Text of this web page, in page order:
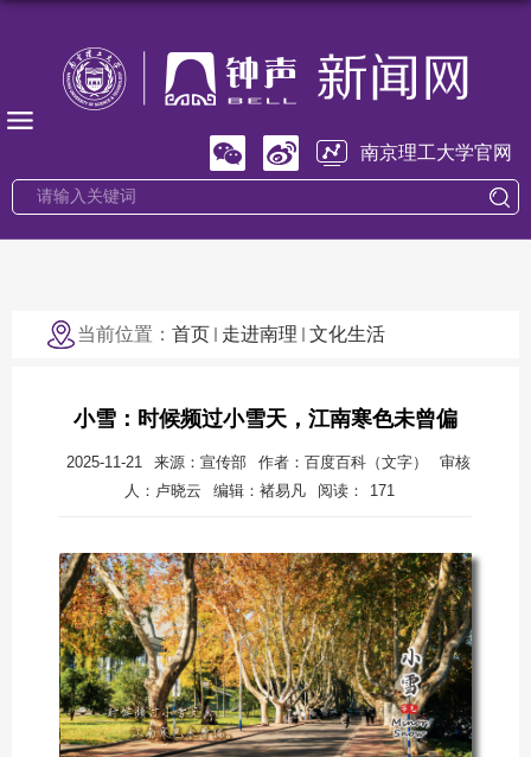
南京理工大学官网
当前位置： 首页 走进南理 文化生活
小雪：时候频过小雪天，江南寒色未曾偏
2025-11-21 来源：宣传部 作者：百度百科（文字）
审核
人：卢晓云
编辑：褚易凡 阅读： 171